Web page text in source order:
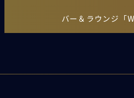
バー＆ラウンジ「